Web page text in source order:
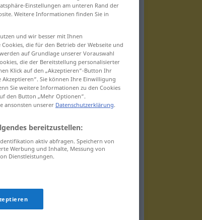
Einstellungen am unteren Rand der
Weitere Informationen finden Sie in
und wir besser mit Ihnen
die für den Betrieb der Webseite und
auf Grundlage unserer Vorauswahl
die der Bereitstellung personalisierter
Klick auf den „Akzeptieren“-Button Ihr
Sie können Ihre Einwilligung
Sie weitere Informationen zu den Cookies
den Button „Mehr Optionen“.
ansonsten unserer Datenschutzerklärung.
bereitzustellen:
aktiv abfragen. Speichern von
Werbung und Inhalte, Messung von
Dienstleistungen.